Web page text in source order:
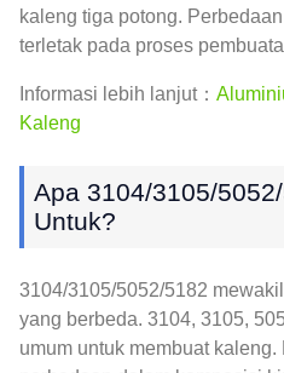
kaleng tiga potong.
terletak pada proses
Informasi lebih lanjut：
Kaleng
Apa 3104/3105/
Untuk?
3104/3105/5052/5182
yang berbeda. 3104, 3105,
umum untuk membuat